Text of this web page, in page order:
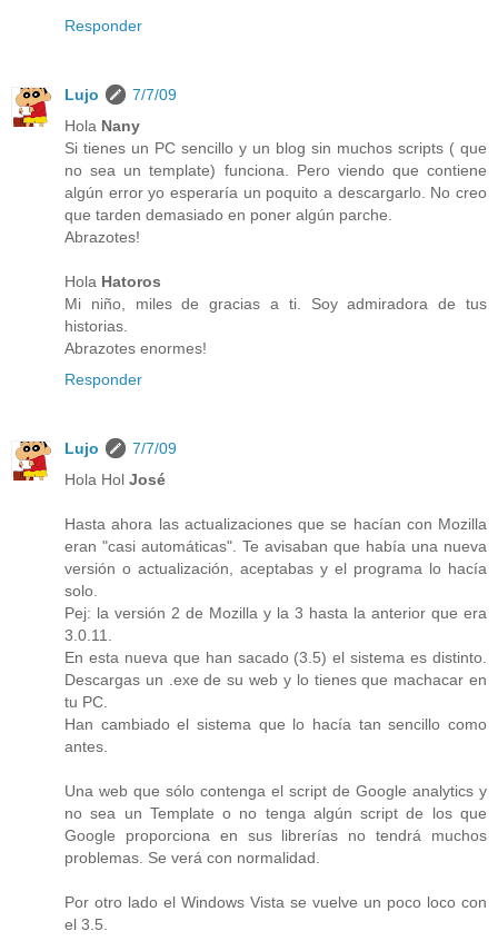
Responder
Lujo
7/7/09
Hola Nany
Si tienes un PC sencillo y un blog sin muchos scripts ( que
no sea un template) funciona. Pero viendo que contiene
algún error yo esperaría un poquito a descargarlo. No creo
que tarden demasiado en poner algún parche.
Abrazotes!
Hola Hatoros
Mi niño, miles de gracias a ti. Soy admiradora de tus
historias.
Abrazotes enormes!
Responder
Lujo
7/7/09
Hola Hol José
Hasta ahora las actualizaciones que se hacían con Mozilla
eran "casi automáticas". Te avisaban que había una nueva
versión o actualización, aceptabas y el programa lo hacía
solo.
Pej: la versión 2 de Mozilla y la 3 hasta la anterior que era
3.0.11.
En esta nueva que han sacado (3.5) el sistema es distinto.
Descargas un .exe de su web y lo tienes que machacar en
tu PC.
Han cambiado el sistema que lo hacía tan sencillo como
antes.
Una web que sólo contenga el script de Google analytics y
no sea un Template o no tenga algún script de los que
Google proporciona en sus librerías no tendrá muchos
problemas. Se verá con normalidad.
Por otro lado el Windows Vista se vuelve un poco loco con
el 3.5.